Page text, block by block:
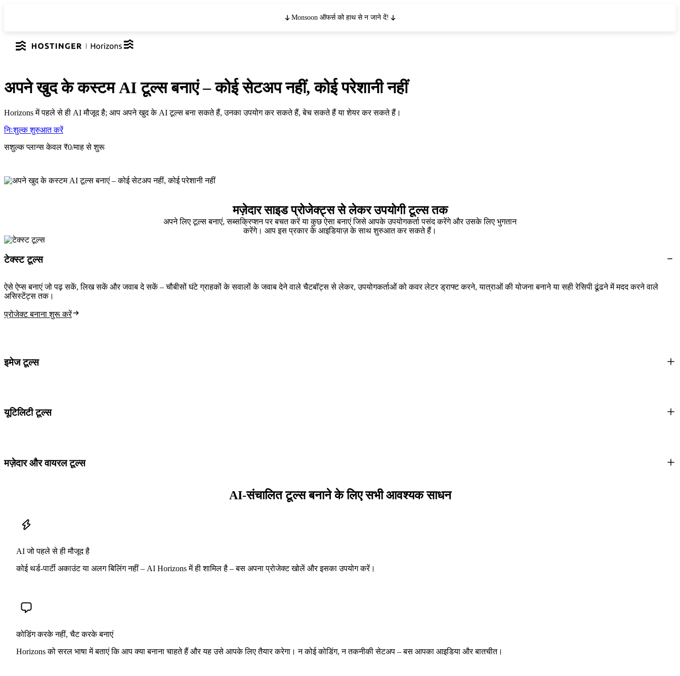
Monsoon ऑफर्स को हाथ से न जाने दें!
अपने खुद के कस्टम AI टूल्स बनाएं – कोई सेटअप नहीं, कोई परेशानी नहीं
Horizons में पहले से ही AI मौजूद है; आप अपने खुद के AI टूल्स बना सकते हैं, उनका उपयोग कर सकते हैं, बेच सकते हैं या शेयर कर सकते हैं।
निःशुल्क शुरुआत करें
सशुल्क प्लान्स केवल ₹0/माह से शुरू
मज़ेदार साइड प्रोजेक्ट्स से लेकर उपयोगी टूल्स तक
अपने लिए टूल्स बनाएं, सब्सक्रिप्शन पर बचत करें या कुछ ऐसा बनाएं जिसे आपके उपयोगकर्ता पसंद करेंगे और उसके लिए भुगतान
करेंगे। आप इस प्रकार के आइडियाज़ के साथ शुरुआत कर सकते हैं।
टेक्स्ट टूल्स
ऐसे ऐप्स बनाएं जो पढ़ सकें, लिख सकें और जवाब दे सकें – चौबीसों घंटे ग्राहकों के सवालों के जवाब देने वाले चैटबॉट्स से लेकर, उपयोगकर्ताओं को कवर लेटर ड्राफ्ट करने, यात्राओं की योजना बनाने या सही रेसिपी ढूंढने में मदद करने वाले
असिस्टेंट्स तक।
प्रोजेक्ट बनाना शुरू करें
इमेज टूल्स
यूटिलिटी टूल्स
मज़ेदार और वायरल टूल्स
AI-संचालित टूल्स बनाने के लिए सभी आवश्यक साधन
AI जो पहले से ही मौजूद है
कोई थर्ड-पार्टी अकाउंट या अलग बिलिंग नहीं – AI Horizons में ही शामिल है – बस अपना प्रोजेक्ट खोलें और इसका उपयोग करें।
कोडिंग करके नहीं, चैट करके बनाएं
Horizons को सरल भाषा में बताएं कि आप क्या बनाना चाहते हैं और यह उसे आपके लिए तैयार करेगा। न कोई कोडिंग, न तकनीकी सेटअप – बस आपका आइडिया और बातचीत।